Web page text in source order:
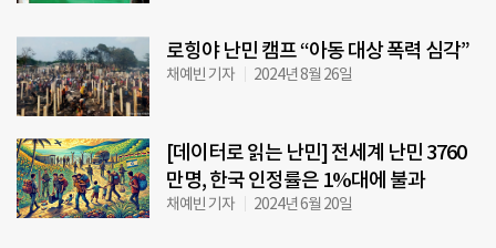
로힝야 난민 캠프 “아동 대상 폭력 심각”
채예빈 기자 2024년 8월 26일
[데이터로 읽는 난민] 전세계 난민 3760
만명, 한국 인정률은 1%대에 불과
채예빈 기자 2024년 6월 20일